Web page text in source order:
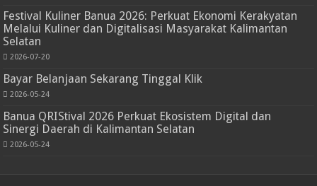
Festival Kuliner Banua 2026: Perkuat Ekonomi Kerakyatan
Melalui Kuliner dan Digitalisasi Masyarakat Kalimantan
Selatan
2026-07-20
Bayar Belanjaan Sekarang Tinggal Klik
2026-05-24
Banua QRIStival 2026 Perkuat Ekosistem Digital dan
Sinergi Daerah di Kalimantan Selatan
2026-05-24